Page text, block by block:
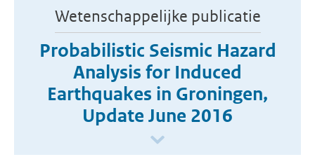
Wetenschappelijke publicatie
Probabilistic Seismic Hazard
Analysis for Induced
Earthquakes in Groningen,
Update June 2016